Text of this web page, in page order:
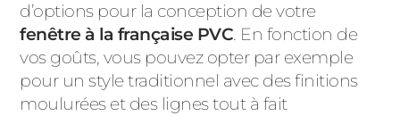
d’options pour la conception de votre
fenêtre à la française PVC. En fonction de
vos goûts, vous pouvez opter par exemple
pour un style traditionnel avec des finitions
moulurées et des lignes tout à fait